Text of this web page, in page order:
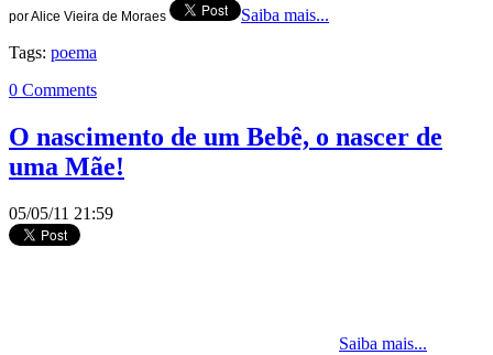
por Alice Vieira de Moraes
Saiba mais...
Tags: poema
0 Comments
O nascimento de um Bebê, o nascer de
uma Mãe!
05/05/11 21:59
Saiba mais...